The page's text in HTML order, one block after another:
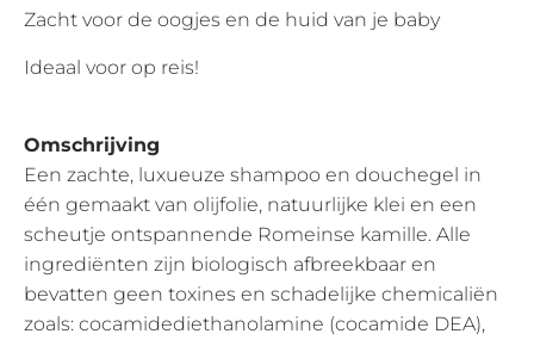
Zacht voor de oogjes en de huid van je baby
Ideaal voor op reis!
Omschrijving
Een zachte, luxueuze shampoo en douchegel in
één gemaakt van olijfolie, natuurlijke klei en een
scheutje ontspannende Romeinse kamille. Alle
ingrediënten zijn biologisch afbreekbaar en
bevatten geen toxines en schadelijke chemicaliën
zoals: cocamidediethanolamine (cocamide DEA),